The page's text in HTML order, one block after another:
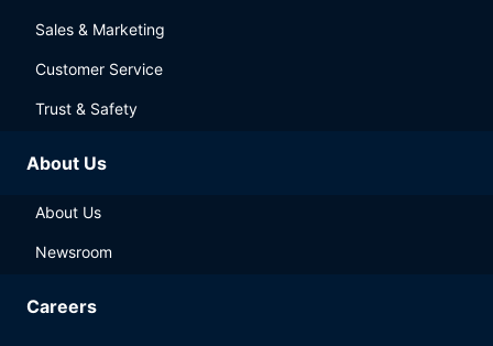
Sales & Marketing
Customer Service
Trust & Safety
About Us
About Us
Newsroom
Careers